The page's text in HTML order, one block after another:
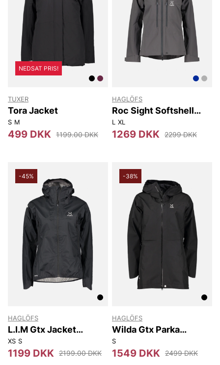
NEDSAT PRIS!
TUXER
Tora Jacket
S M
499 DKK 1199.00 DKK
HAGLÖFS
Roc Sight Softshell
Jacket Women
L XL
1269 DKK 2299 DKK
-45%
HAGLÖFS
L.I.M Gtx Jacket
Women
XS S
1199 DKK 2199.00 DKK
-38%
HAGLÖFS
Wilda Gtx Parka
Women
S
1549 DKK 2499 DKK